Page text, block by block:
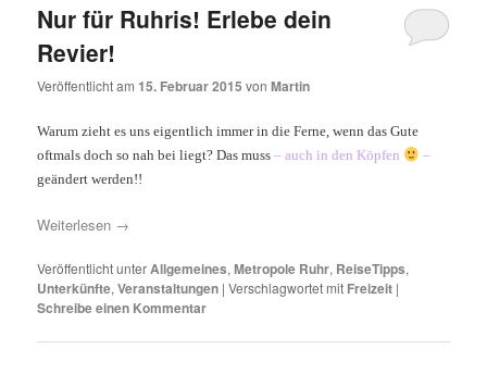
Nur für Ruhris! Erlebe dein
Revier!
Veröffentlicht am 15. Februar 2015 vonMartin
Warum zieht es uns eigentlich immer in die Ferne, wenn das Gute
oftmals doch so nah bei liegt? Das muss– auch in den Köpfen
–
geändert werden!!
Weiterlesen →
Veröffentlicht unterAllgemeines,Metropole Ruhr, ReiseTipps,
Unterkünfte,Veranstaltungen |Verschlagwortet mit Freizeit |
Schreibe einen Kommentar